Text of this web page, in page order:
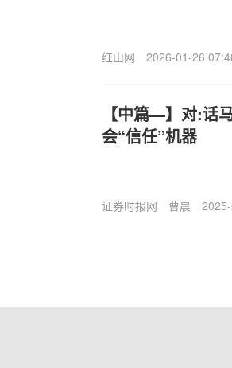
红山网 2026-01-26
【中篇—】对:话
会“信任”机器
证券时报网 曹晨